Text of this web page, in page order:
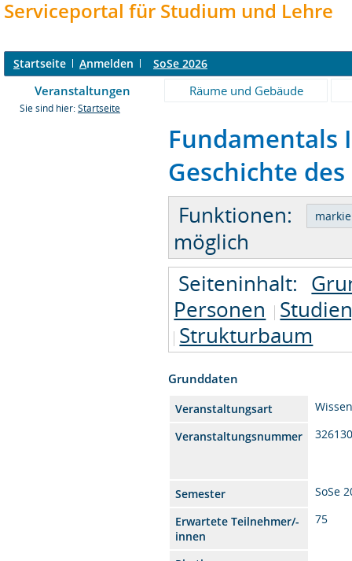
Serviceportal für Studium und Lehre
Startseite Anmelden SoSe 2026
Veranstaltungen Räume und Gebäude
Sie sind hier: Startseite
Fundamentals
Geschichte
Funktionen:
möglich
Seiteninhalt:
Personen
Strukturbaum
Grunddaten
Veranstaltungsart
Veranstaltungsnummer
Semester
SoSe
Erwartete Teilnehmer/-
innen
75